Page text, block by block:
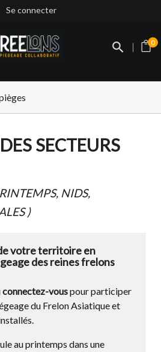
Se connecter
0
SECTEURS
NIDS,
)
votre territoire en
des reines frelons
connectez-vouspour participer
du Frelon Asiatique et
au printemps dans une